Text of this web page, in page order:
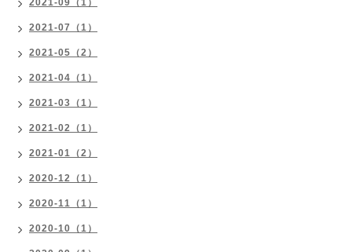
2021-09（1）
2021-07（1）
2021-05（2）
2021-04（1）
2021-03（1）
2021-02（1）
2021-01（2）
2020-12（1）
2020-11（1）
2020-10（1）